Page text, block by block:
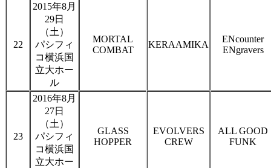
22
2015年8月
29日
（土）
パシフィ
コ横浜国
立大ホー
ル
MORTAL
COMBAT
KERAAMIKA
ENcounter
ENgravers
23
2016年8月
27日
（土）
パシフィ
コ横浜国
立大ホー
GLASS
HOPPER
EVOLVERS
CREW
ALL GOOD
FUNK